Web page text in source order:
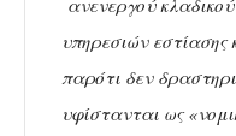
ανενεργού
υπηρεσιών
παρότι δεν
υφίστανται ως